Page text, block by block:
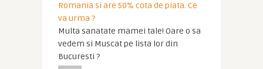
Romania si are 50% cota de piata. Ce
va urma ?
Multa sanatate mamei tale! Oare o sa
vedem si Muscat pe lista lor din
Bucuresti ?